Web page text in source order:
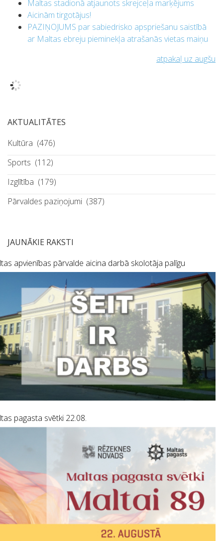
Maltas stadionā atjaunots skrejceļa marķējums
Aicinām tirgotājus!
PAZIŅOJUMS par sabiedrisko apspriešanu saistībā
ar Maltas ebreju pieminekļa atrašanās vietas maiņu
atpakaļ uz augšu
AKTUALITĀTES
Kultūra (476)
Sports (112)
Izglītība (179)
Pārvaldes paziņojumi (387)
JAUNĀKIE RAKSTI
apvienības pārvalde aicina darbā skolotāja palīgu
pagasta svētki 22.08.